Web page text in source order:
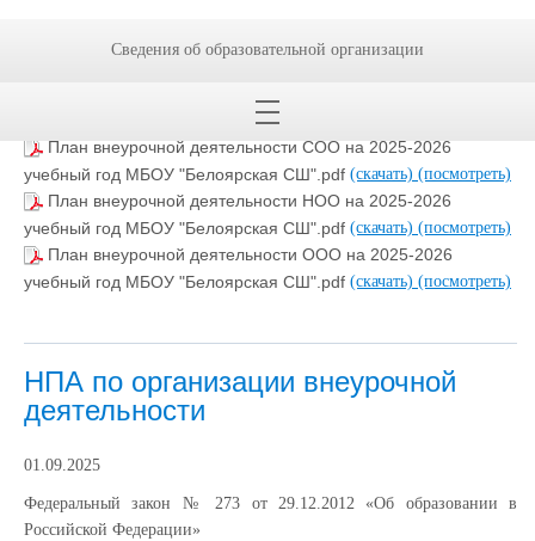
2026 учебном году
План внеурочной деятельности СОО на 2025-2026
учебный год МБОУ "Белоярская СШ".pdf (скачать) (посмотреть)
План внеурочной деятельности НОО на 2025-2026
учебный год МБОУ "Белоярская СШ".pdf (скачать) (посмотреть)
План внеурочной деятельности ООО на 2025-2026
учебный год МБОУ "Белоярская СШ".pdf (скачать) (посмотреть)
НПА по организации внеурочной
деятельности
01.09.2025
Федеральный закон № 273 от 29.12.2012 «Об образовании в
Российской Федерации»
Сведения об образовательной организации